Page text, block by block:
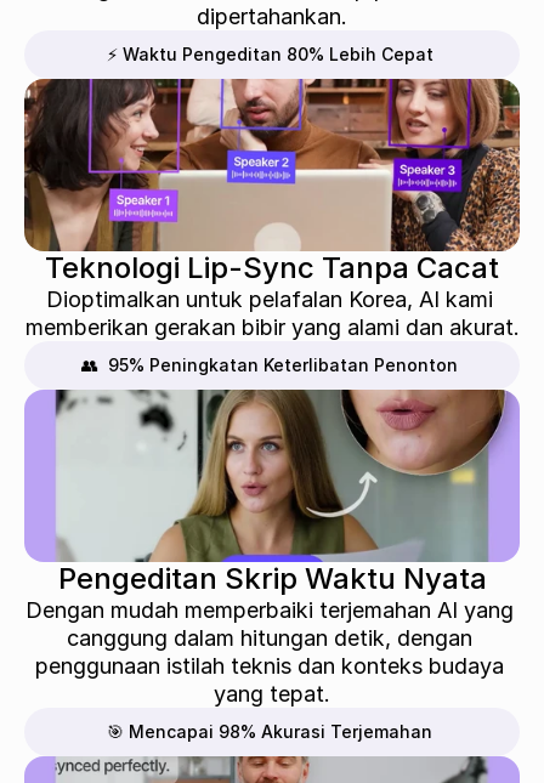
dipertahankan.
⚡ Waktu Pengeditan 80% Lebih Cepat
Teknologi Lip-Sync Tanpa Cacat
Dioptimalkan untuk pelafalan Korea, AI kami
memberikan gerakan bibir yang alami dan akurat.
👥  95% Peningkatan Keterlibatan Penonton
Pengeditan Skrip Waktu Nyata
Dengan mudah memperbaiki terjemahan AI yang
canggung dalam hitungan detik, dengan
penggunaan istilah teknis dan konteks budaya
yang tepat.
🎯 Mencapai 98% Akurasi Terjemahan